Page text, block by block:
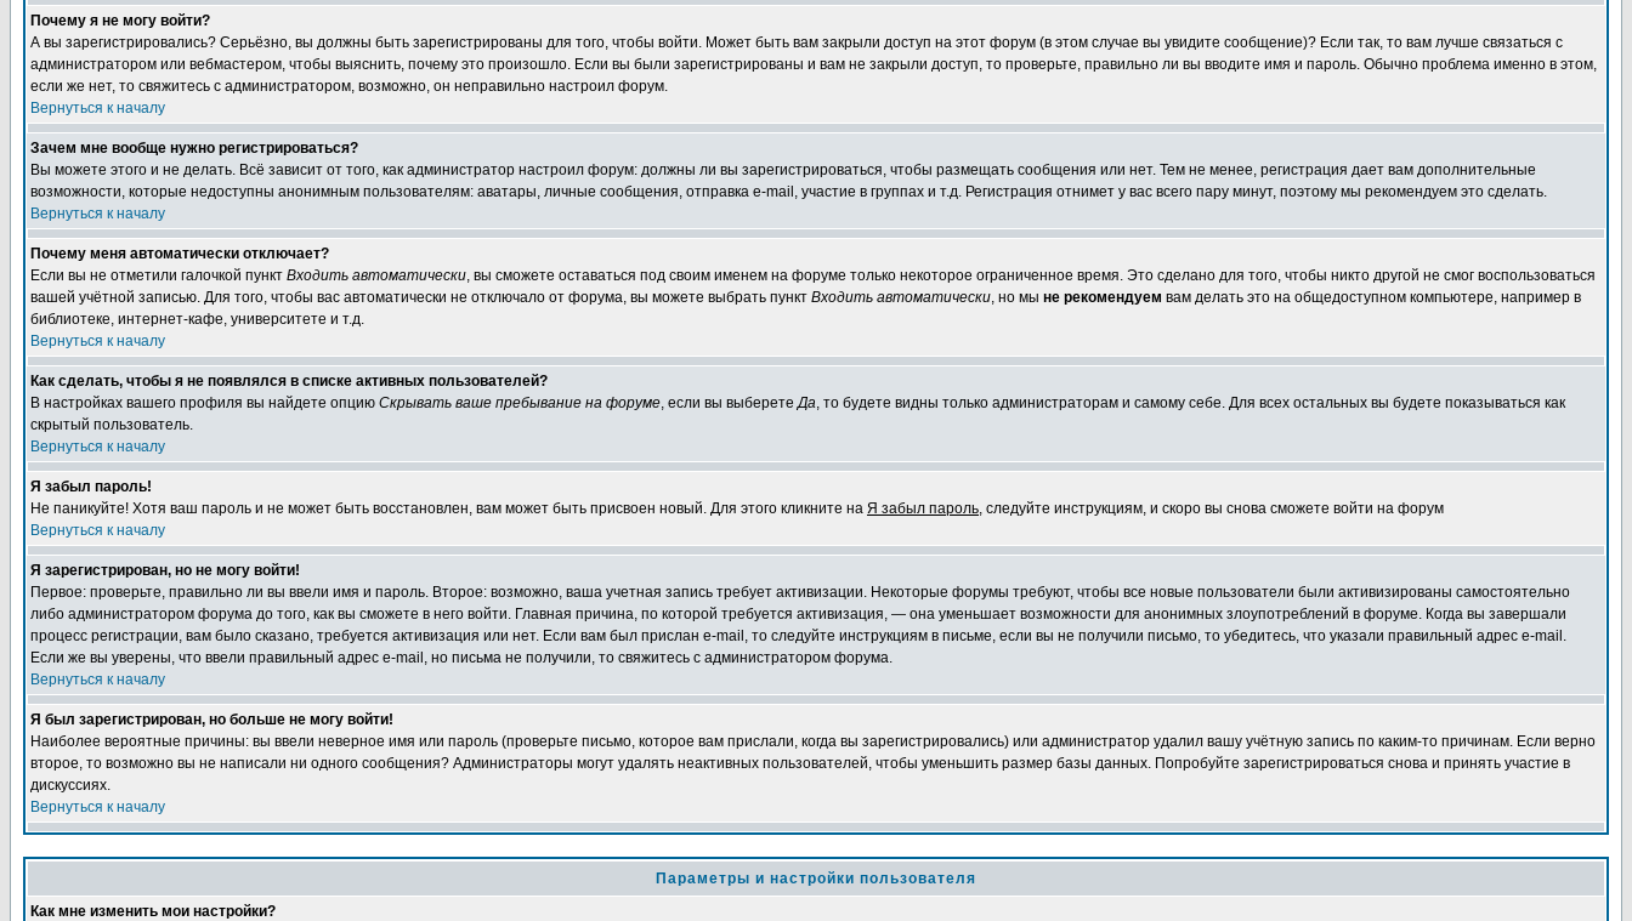
Почему я не могу войти?
А вы зарегистрировались? Серьёзно, вы должны быть зарегистрированы для того, чтобы войти. Может быть вам закрыли доступ на этот форум (в этом случае вы увидите сообщение)? Если так, то вам лучше связаться с
администратором или вебмастером, чтобы выяснить, почему это произошло. Если вы были зарегистрированы и вам не закрыли доступ, то проверьте, правильно ли вы вводите имя и пароль. Обычно проблема именно в этом,
если же нет, то свяжитесь с администратором, возможно, он неправильно настроил форум.
Вернуться к началу
Зачем мне вообще нужно регистрироваться?
Вы можете этого и не делать. Всё зависит от того, как администратор настроил форум: должны ли вы зарегистрироваться, чтобы размещать сообщения или нет. Тем не менее, регистрация дает вам дополнительные
возможности, которые недоступны анонимным пользователям: аватары, личные сообщения, отправка e-mail, участие в группах и т.д. Регистрация отнимет у вас всего пару минут, поэтому мы рекомендуем это сделать.
Вернуться к началу
Почему меня автоматически отключает?
Если вы не отметили галочкой пункт Входить автоматически, вы сможете оставаться под своим именем на форуме только некоторое ограниченное время. Это сделано для того, чтобы никто другой не смог воспользоваться
вашей учётной записью. Для того, чтобы вас автоматически не отключало от форума, вы можете выбрать пункт Входить автоматически, но мы не рекомендуем вам делать это на общедоступном компьютере, например в
библиотеке, интернет-кафе, университете и т.д.
Вернуться к началу
Как сделать, чтобы я не появлялся в списке активных пользователей?
В настройках вашего профиля вы найдете опцию Скрывать ваше пребывание на форуме, если вы выберетеДа, то будете видны только администраторам и самому себе. Для всех остальных вы будете показываться как
скрытый пользователь.
Вернуться к началу
Я забыл пароль!
Не паникуйте! Хотя ваш пароль и не может быть восстановлен, вам может быть присвоен новый. Для этого кликните на Я забыл пароль, следуйте инструкциям, и скоро вы снова сможете войти на форум
Вернуться к началу
Я зарегистрирован, но не могу войти!
Первое: проверьте, правильно ли вы ввели имя и пароль. Второе: возможно, ваша учетная запись требует активизации. Некоторые форумы требуют, чтобы все новые пользователи были активизированы самостоятельно
либо администратором форума до того, как вы сможете в него войти. Главная причина, по которой требуется активизация, — она уменьшает возможности для анонимных злоупотреблений в форуме. Когда вы завершали
процесс регистрации, вам было сказано, требуется активизация или нет. Если вам был прислан e-mail, то следуйте инструкциям в письме, если вы не получили письмо, то убедитесь, что указали правильный адрес e-mail.
Если же вы уверены, что ввели правильный адрес e-mail, но письма не получили, то свяжитесь с администратором форума.
Вернуться к началу
Я был зарегистрирован, но больше не могу войти!
Наиболее вероятные причины: вы ввели неверное имя или пароль (проверьте письмо, которое вам прислали, когда вы зарегистрировались) или администратор удалил вашу учётную запись по каким-то причинам. Если верно
второе, то возможно вы не написали ни одного сообщения? Администраторы могут удалять неактивных пользователей, чтобы уменьшить размер базы данных. Попробуйте зарегистрироваться снова и принять участие в
дискуссиях.
Вернуться к началу
Параметры и настройки пользователя
Как мне изменить мои настройки?